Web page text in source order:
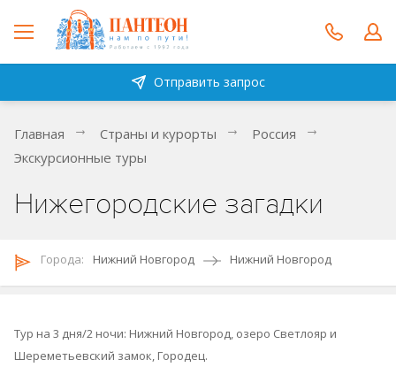
Отправить запрос
Главная Страны и курорты
Россия
Экскурсионные туры
Нижегородские загадки
Городa: Нижний Новгород Нижний Новгород
Тур на 3 дня/2 ночи: Нижний Новгород, озеро Светлояр и
Шереметьевский замок, Городец.